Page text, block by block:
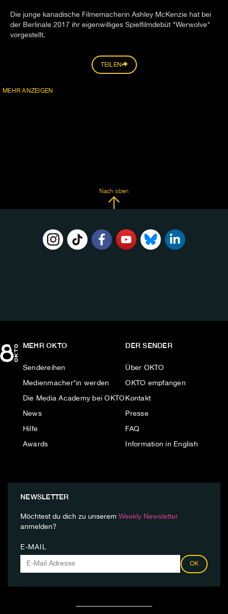
Die junge kanadische Filmemacherin Ashley McKenzie hat bei
der Berlinale 2017 ihr eigenwilliges Spielfilmdebüt "Werwolve"
vorgestellt.
TEILEN
MEHR ANZEIGEN
Nach oben
MEHR OKTO
Sendereihen
Medienmacher*in werden
Die Media Academy bei OKTO
News
Hilfe
Awards
DER SENDER
Über OKTO
OKTO empfangen
Kontakt
Presse
FAQ
Information in English
NEWSLETTER
Möchtest du dich zu unserem Weekly Newsletter
anmelden?
E-MAIL
OK